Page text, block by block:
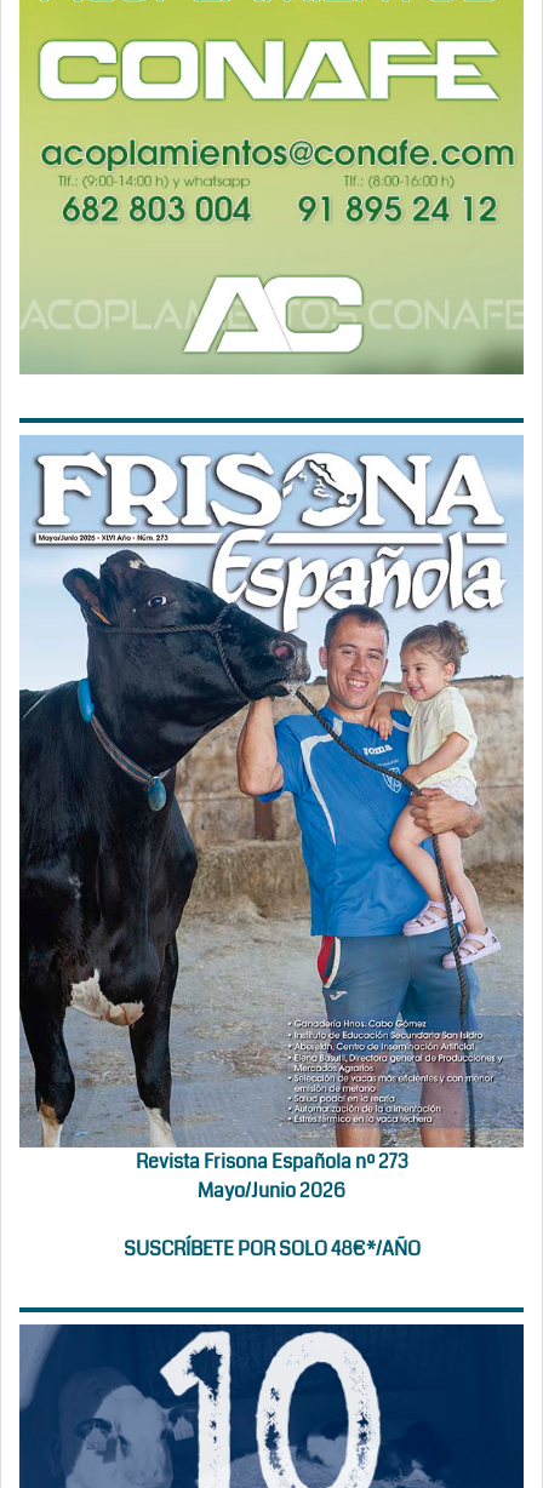
Revista Frisona Española nº 273
Mayo/Junio 2026
SUSCRÍBETE POR SOLO 48€*/AÑO